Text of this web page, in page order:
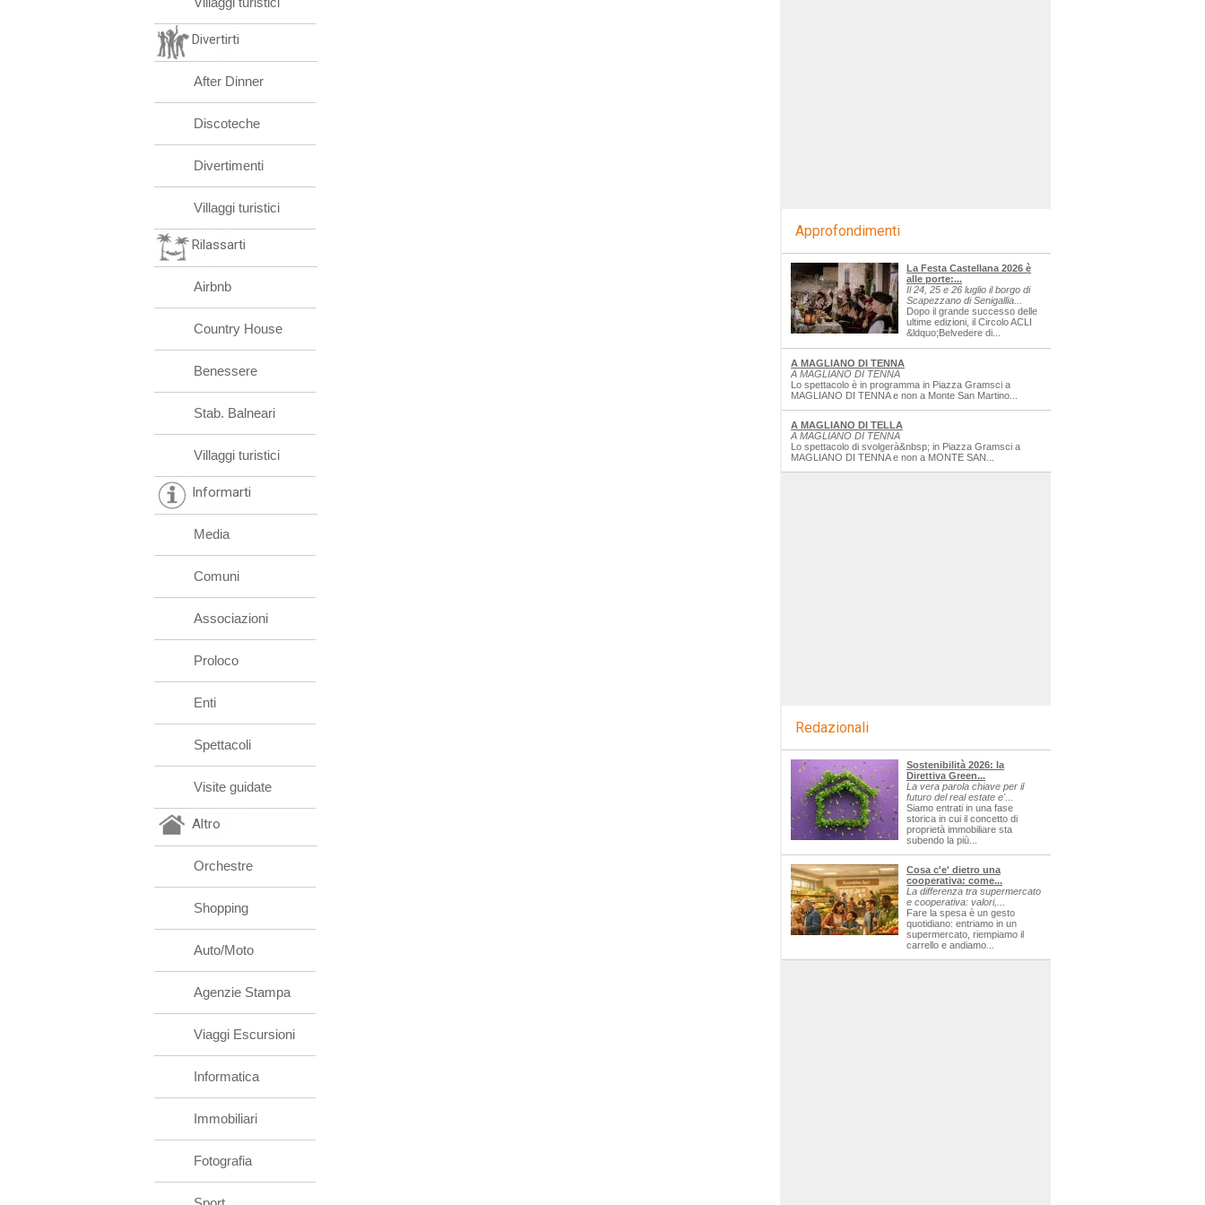
Divertirti
After Dinner
Discoteche
Divertimenti
Villaggi turistici
Rilassarti
Airbnb
Country House
Benessere
Stab. Balneari
Villaggi turistici
Informarti
Media
Comuni
Associazioni
Proloco
Enti
Spettacoli
Visite guidate
Altro
Orchestre
Shopping
Auto/Moto
Agenzie Stampa
Viaggi Escursioni
Informatica
Immobiliari
Fotografia
Approfondimenti
La Festa Castellana 2026 è
alle porte:...
Il 24, 25 e 26 luglio il borgo di
Scapezzano di Senigallia...
Dopo il grande successo delle
ultime edizioni, il Circolo ACLI
&ldquo;Belvedere di...
A MAGLIANO DI TENNA
A MAGLIANO DI TENNA
Lo spettacolo è in programma in Piazza Gramsci a
MAGLIANO DI TENNA e non a Monte San Martino...
A MAGLIANO DI TELLA
A MAGLIANO DI TENNA
Lo spettacolo di svolgerà&nbsp; in Piazza Gramsci a
MAGLIANO DI TENNA e non a MONTE SAN...
Redazionali
Sostenibilità 2026: la
Direttiva Green...
La vera parola chiave per il
futuro del real estate e'...
Siamo entrati in una fase
storica in cui il concetto di
proprietà immobiliare sta
subendo la più...
Cosa c'e' dietro una
cooperativa: come...
La differenza tra supermercato
e cooperativa: valori,...
Fare la spesa è un gesto
quotidiano: entriamo in un
supermercato, riempiamo il
carrello e andiamo...